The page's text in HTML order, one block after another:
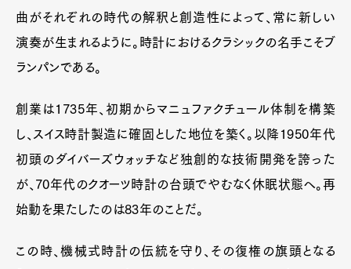
曲がそれぞれの時代の解釈と創造性によって、常に新しい
演奏が生まれるように。時計におけるクラシックの名手こそブ
ランパンである。
創業は1735年、初期からマニュファクチュール体制を構築
し、スイス時計製造に確固とした地位を築く。以降1950年代
初頭のダイバーズウォッチなど独創的な技術開発を誇った
が、70年代のクオーツ時計の台頭でやむなく休眠状態へ。再
始動を果たしたのは83年のことだ。
この時、機械式時計の伝統を守り、その復権の旗頭となる